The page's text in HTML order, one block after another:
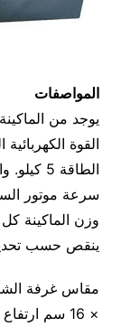
المواصفات
يوجد من
القوة الكهربائية المحركة
الطاقة 5 كيلو. وات قد يزيد او ينقص حسب مقاس الماكينة
سرعة موتور السير تقريبا من
وزن الماكينة كل
ينقص حسب
× 16 سم ارتفاع